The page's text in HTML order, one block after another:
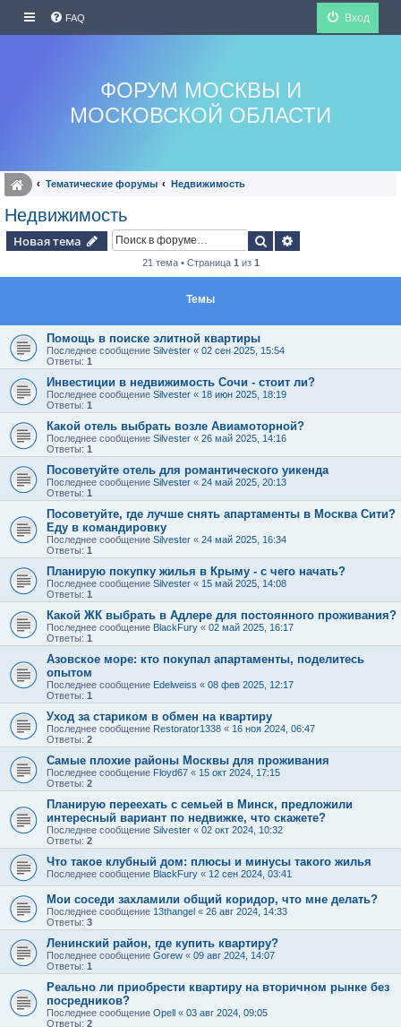
FAQ Вход
ФОРУМ МОСКВЫ И
МОСКОВСКОЙ ОБЛАСТИ
Тематические форумы Недвижимость
Недвижимость
Новая тема Поиск
21 тема • Страница 1 из 1
Темы
Помощь в поиске элитной квартиры
Последнее сообщение Silvester « 02 сен 2025, 15:54
Ответы: 1
Инвестиции в недвижимость Сочи - стоит ли?
Последнее сообщение Silvester « 18 июн 2025, 18:19
Ответы: 1
Какой отель выбрать возле Авиамоторной?
Последнее сообщение Silvester « 26 май 2025, 14:16
Ответы: 1
Посоветуйте отель для романтического уикенда
Последнее сообщение Silvester « 24 май 2025, 20:13
Ответы: 1
Посоветуйте, где лучше снять апартаменты в Москва Сити?
Еду в командировку
Последнее сообщение Silvester « 24 май 2025, 16:34
Ответы: 1
Планирую покупку жилья в Крыму - с чего начать?
Последнее сообщение Silvester « 15 май 2025, 14:08
Ответы: 1
Какой ЖК выбрать в Адлере для постоянного проживания?
Последнее сообщение BlackFury « 02 май 2025, 16:17
Ответы: 1
Азовское море: кто покупал апартаменты, поделитесь
опытом
Последнее сообщение Edelweiss « 08 фев 2025, 12:17
Ответы: 1
Уход за стариком в обмен на квартиру
Последнее сообщение Restorator1338 « 16 ноя 2024, 06:47
Ответы: 2
Самые плохие районы Москвы для проживания
Последнее сообщение Floyd67 « 15 окт 2024, 17:15
Ответы: 2
Планирую переехать с семьей в Минск, предложили
интересный вариант по недвижке, что скажете?
Последнее сообщение Silvester « 02 окт 2024, 10:32
Ответы: 2
Что такое клубный дом: плюсы и минусы такого жилья
Последнее сообщение BlackFury « 12 сен 2024, 03:41
Мои соседи захламили общий коридор, что мне делать?
Последнее сообщение 13thangel « 26 авг 2024, 14:33
Ответы: 3
Ленинский район, где купить квартиру?
Последнее сообщение Gorew « 09 авг 2024, 14:07
Ответы: 1
Реально ли приобрести квартиру на вторичном рынке без
посредников?
Последнее сообщение Opell « 03 авг 2024, 09:05
Ответы: 2